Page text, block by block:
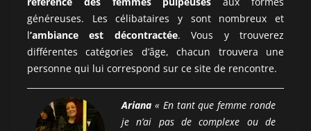
généreuses. Les célibataires y sont nombreux et
l’ambiance est décontractée. Vous y trouverez
différentes catégories d’âge, chacun trouvera une
personne qui lui correspond sur ce site de rencontre.
Ariana « En tant que femme ronde
je n’ai pas de complexe ou de